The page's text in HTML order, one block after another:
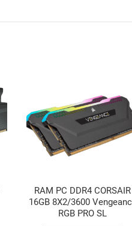
RAM PC DDR4 CORSAIR
16GB 8X2/3600
RGB PRO SL